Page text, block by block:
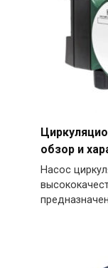
обзор и
Насос